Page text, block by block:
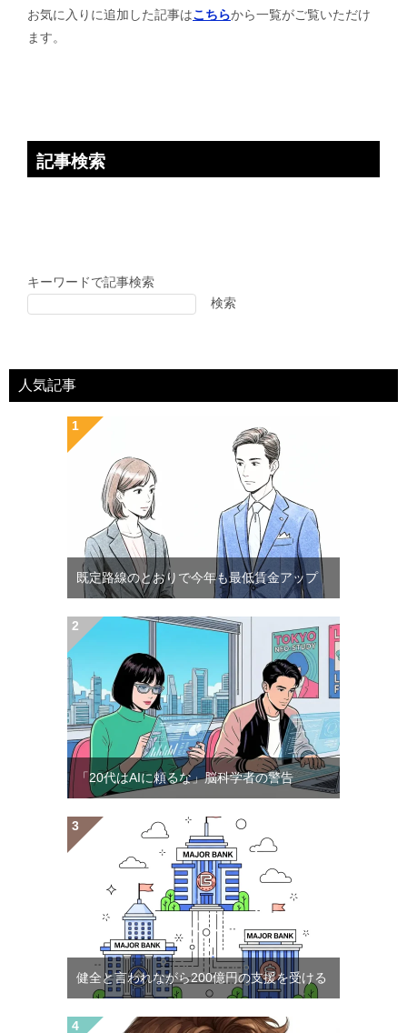
お気に入りに追加した記事はこちらから一覧がご覧いただけ
ます。
記事検索
キーワードで記事検索
検索
人気記事
既定路線のとおりで今年も最低賃金アップ
「20代はAIに頼るな」脳科学者の警告
健全と言われながら200億円の支援を受ける